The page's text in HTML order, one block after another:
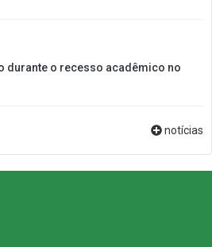
durante o recesso acadêmico no
notícias